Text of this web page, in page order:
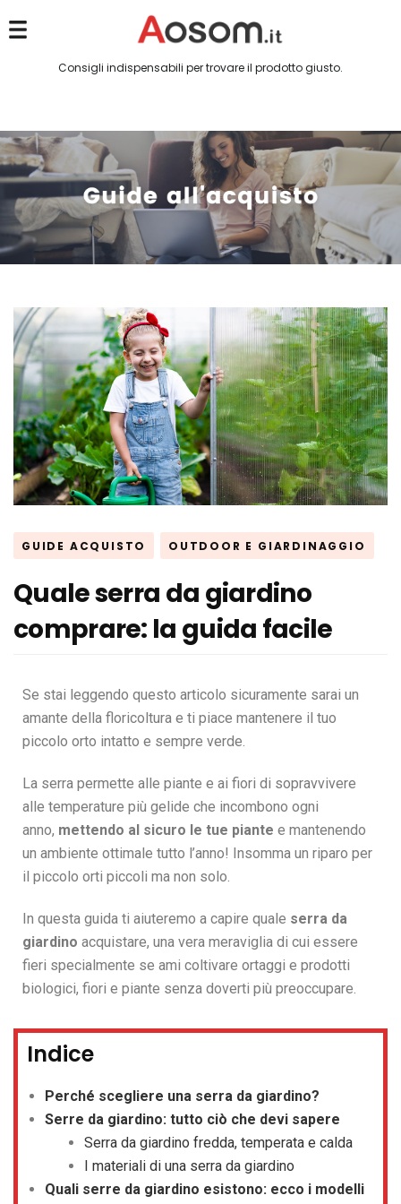
Consigli indispensabili per trovare il prodotto giusto.
GUIDE ACQUISTO OUTDOOR E GIARDINAGGIO
Quale serra da giardino
comprare: la guida facile
Se stai leggendo questo articolo sicuramente sarai un
amante della floricoltura e ti piace mantenere il tuo
piccolo orto intatto e sempre verde.
La serra permette alle piante e ai fiori di sopravvivere
alle temperature più gelide che incombono ogni
anno, mettendo al sicuro le tue piante e mantenendo
un ambiente ottimale tutto l’anno! Insomma un riparo per
il piccolo orti piccoli ma non solo.
In questa guida ti aiuteremo a capire quale serra da
giardino acquistare, una vera meraviglia di cui essere
fieri specialmente se ami coltivare ortaggi e prodotti
biologici, fiori e piante senza doverti più preoccupare.
Indice
Perché scegliere una serra da giardino?
Serre da giardino: tutto ciò che devi sapere
Serra da giardino fredda, temperata e calda
I materiali di una serra da giardino
Quali serre da giardino esistono: ecco i modelli